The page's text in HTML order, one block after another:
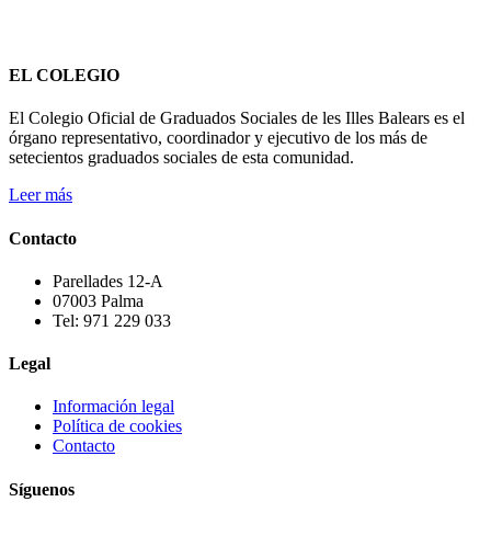
EL COLEGIO
El Colegio Oficial de Graduados Sociales de les Illes Balears es el
órgano representativo, coordinador y ejecutivo de los más de
setecientos graduados sociales de esta comunidad.
Leer más
Contacto
Parellades 12-A
07003 Palma
Tel: 971 229 033
Legal
Información legal
Política de cookies
Contacto
Síguenos